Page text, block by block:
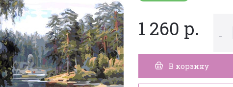
1 260 р. -
В корзину